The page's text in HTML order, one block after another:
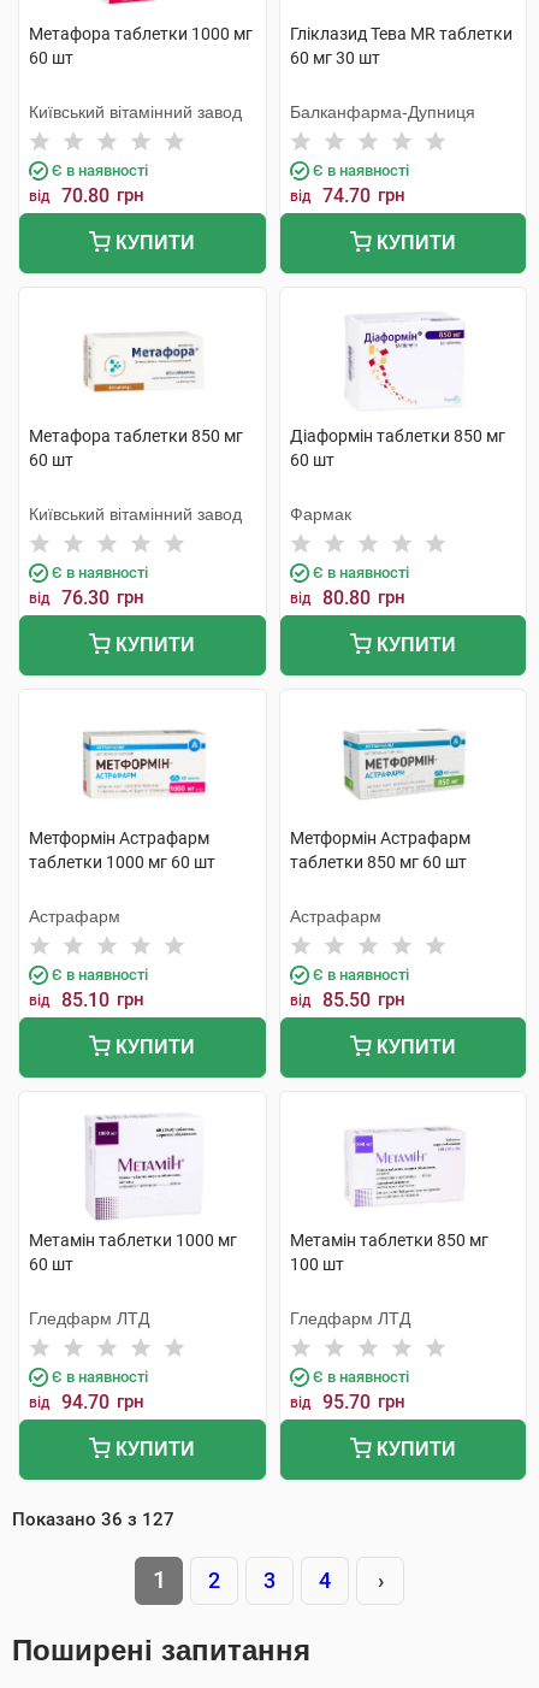
Метафора таблетки 1000 мг
60 шт
Київський вітамінний завод
Є в наявності
від 70.80 грн
КУПИТИ
Гліклазид Тева MR таблетки
60 мг 30 шт
Балканфарма-Дупниця
Є в наявності
від 74.70 грн
КУПИТИ
Метафора таблетки 850 мг
60 шт
Київський вітамінний завод
Є в наявності
від 76.30 грн
КУПИТИ
Діаформін таблетки 850 мг
60 шт
Фармак
Є в наявності
від 80.80 грн
КУПИТИ
Метформін Астрафарм
таблетки 1000 мг 60 шт
Астрафарм
Є в наявності
від 85.10 грн
КУПИТИ
Метформін Астрафарм
таблетки 850 мг 60 шт
Астрафарм
Є в наявності
від 85.50 грн
КУПИТИ
Метамін таблетки 1000 мг
60 шт
Гледфарм ЛТД
Є в наявності
від 94.70 грн
КУПИТИ
Метамін таблетки 850 мг
100 шт
Гледфарм ЛТД
Є в наявності
від 95.70 грн
КУПИТИ
Показано 36 з 127
1 2 3 4 ›
Поширені запитання